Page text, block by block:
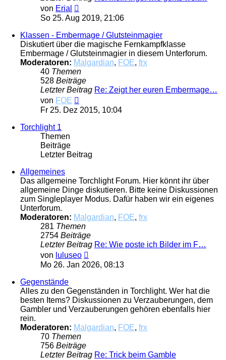
von Erial
Beitrag
So 25. Aug 2019, 21:06
Klassen - Embermage / Glutsteinmagier
Diskutiert über die magische Fernkampfklasse
Embermage / Glutsteinmagier in diesem Unterforum.
Moderatoren: Malgardian, FOE, frx
40 Themen
528 Beiträge
Letzter Beitrag Re: Zeigt her euren Embermage…
von FOE
Beitrag
Fr 25. Dez 2015, 10:04
Torchlight 1
Themen
Beiträge
Letzter Beitrag
Allgemeines
Das allgemeine Torchlight Forum. Hier könnt ihr über
allgemeine Dinge diskutieren. Bitte keine Diskussionen
zum Singleplayer Modus. Dafür haben wir ein eigenes
Unterforum.
Moderatoren: Malgardian, FOE, frx
281 Themen
2754 Beiträge
Letzter Beitrag Re: Wie poste ich Bilder im F…
von luluseo
Beitrag
Mo 26. Jan 2026, 08:13
Gegenstände
Alles zu den Gegenständen in Torchlight. Wer hat die
besten Items? Diskussionen zu Verzauberungen, dem
Gambler und Verzauberungen gehören ebenfalls hier
rein.
Moderatoren: Malgardian, FOE, frx
70 Themen
756 Beiträge
Letzter Beitrag Re: Trick beim Gamble